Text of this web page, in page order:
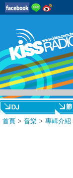
首頁 > 音樂 > 專輯介紹